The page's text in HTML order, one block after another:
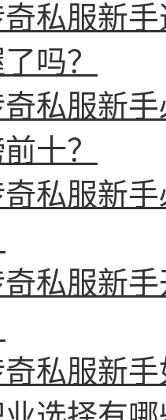
私服新
吗？
私服新
十？
私服新
私服新
私服新